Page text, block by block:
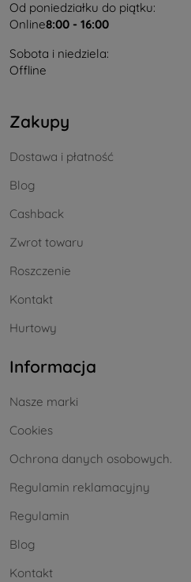
Od poniedziałku do piątku:
Online8:00 - 16:00
Sobota i niedziela:
Offline
Zakupy
Dostawa i płatność
Blog
Cashback
Zwrot towaru
Roszczenie
Kontakt
Hurtowy
Informacja
Nasze marki
Cookies
Ochrona danych osobowych.
Regulamin reklamacyjny
Regulamin
Blog
Kontakt